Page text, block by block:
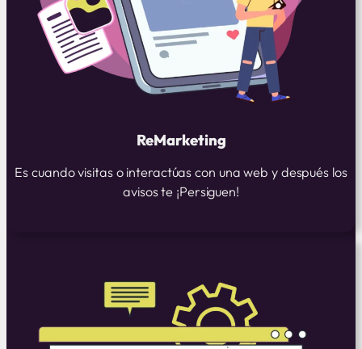
ReMarketing
Es cuando visitas o interactúas con una web y después los
avisos te ¡Persiguen!